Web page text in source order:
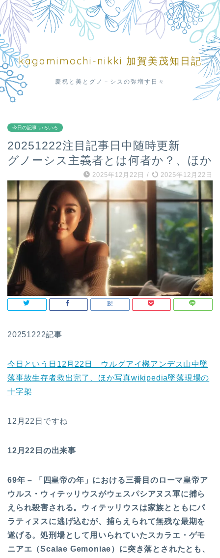
kagamimochi-nikki 加賀美茂知日記
慶祝と美とグノ－シスの弥増す日々
今日の記事 いろいろ
20251222注目記事日中随時更新
グノーシス主義者とは何者か？、ほか
2025年12月22日 / 2025年12月22日
20251222記事
今日という日12月22日 ウルグアイ機アンデス山中墜
落事故生存者救出完了、ほか写真wikipedia墜落現場の
十字架
12月22日ですね
12月22日の出来事
69年 – 「四皇帝の年」における三番目のローマ皇帝ア
ウルス・ウィテッリウスがウェスパシアヌス軍に捕ら
えられ殺害される。ウィテッリウスは家族とともにパ
ラティヌスに逃げ込むが、捕らえられて無残な最期を
遂げる。処刑場として用いられていたスカラエ・ゲモ
ニアエ（Scalae Gemoniae）に突き落とされたとも、